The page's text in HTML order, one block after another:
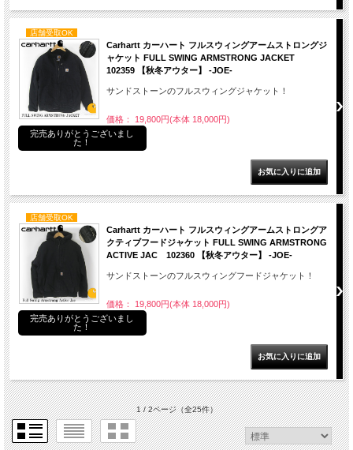
店舗受取OK
Carhartt カーハート フルスウィングアームストロングジ
ャケット FULL SWING ARMSTRONG JACKET
102359 【秋冬アウター】 -JOE-
サンドストーンのフルスウィングジャケット！
価格： 19,800円(本体 18,000円)
完売ありがとうございまし
た！
店舗受取OK
Carhartt カーハート フルスウィングアームストロングア
クティブフードジャケット FULL SWING ARMSTRONG
ACTIVE JAC 102360 【秋冬アウター】 -JOE-
サンドストーンのフルスウィングフードジャケット！
価格： 19,800円(本体 18,000円)
完売ありがとうございまし
た！
1 / 2ページ（全25件）